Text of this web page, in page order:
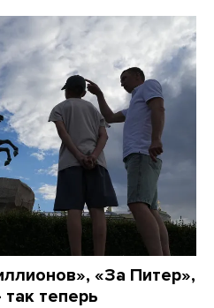
«За Питер»,
теперь